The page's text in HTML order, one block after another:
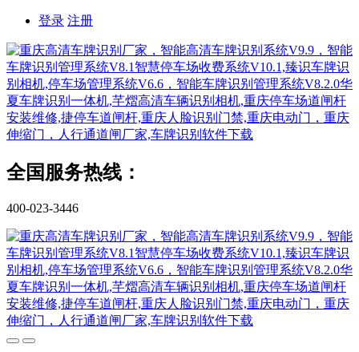
登录 注册
全国服务热线：
400-023-3446